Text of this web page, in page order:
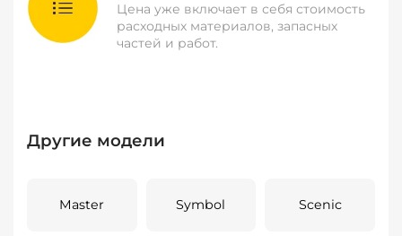
Цена уже включает в себя стоимость
расходных материалов, запасных
частей и работ.
Другие модели
Master Symbol Scenic